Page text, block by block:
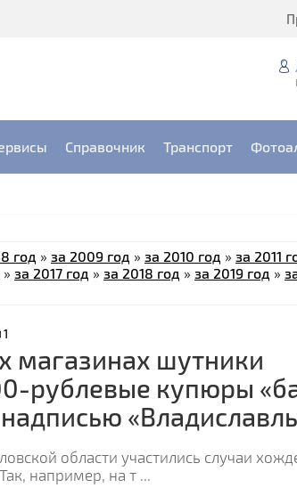
Справочник Транспорт
год » за 2009 год » за 2010 год » за 2011
» за 2017 год » за 2018 год » за 2019 год »
1
магазинах шутники
рублевые купюры
области участились случаи
например, на т ...